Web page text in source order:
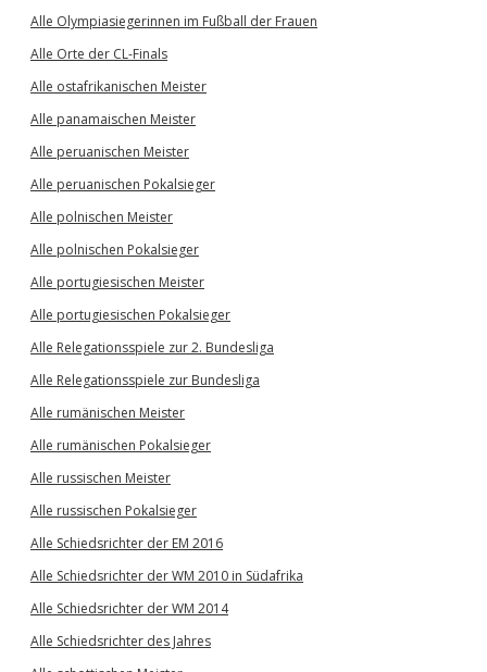
Alle Olympiasiegerinnen im Fußball der Frauen
Alle Orte der CL-Finals
Alle ostafrikanischen Meister
Alle panamaischen Meister
Alle peruanischen Meister
Alle peruanischen Pokalsieger
Alle polnischen Meister
Alle polnischen Pokalsieger
Alle portugiesischen Meister
Alle portugiesischen Pokalsieger
Alle Relegationsspiele zur 2. Bundesliga
Alle Relegationsspiele zur Bundesliga
Alle rumänischen Meister
Alle rumänischen Pokalsieger
Alle russischen Meister
Alle russischen Pokalsieger
Alle Schiedsrichter der EM 2016
Alle Schiedsrichter der WM 2010 in Südafrika
Alle Schiedsrichter der WM 2014
Alle Schiedsrichter des Jahres